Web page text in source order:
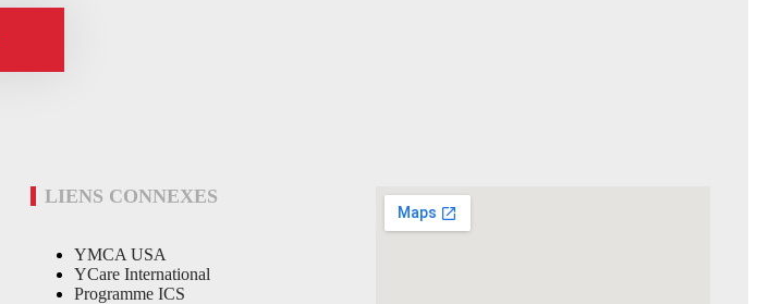
LIENS CONNEXES
YMCA USA
YCare International
Programme ICS